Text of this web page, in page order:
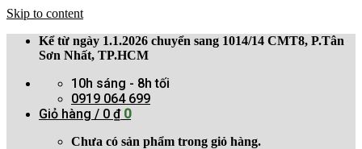
Skip to content
Kể từ ngày 1.1.2026 chuyển sang 1014/14 CMT8, P.Tân
Sơn Nhất, TP.HCM
10h sáng - 8h tối
0919 064 699
Giỏ hàng / 0 ₫ 0
Chưa có sản phẩm trong giỏ hàng.